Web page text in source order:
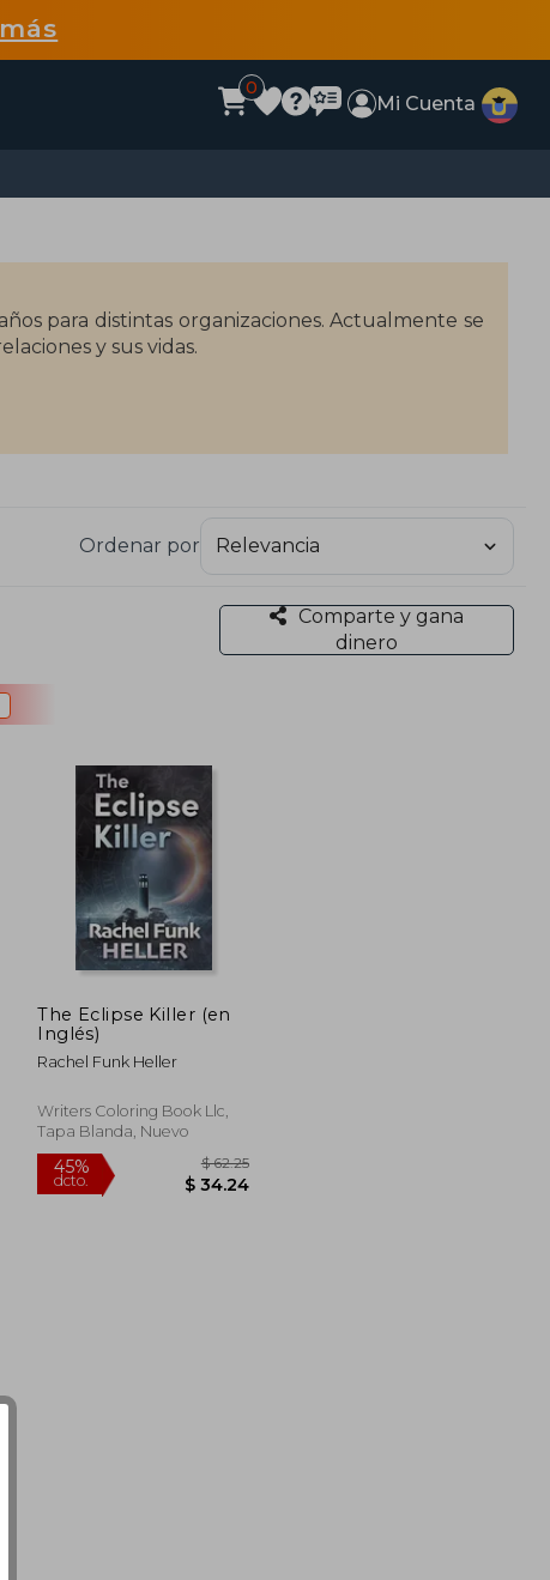
0
Mi Cuenta
para distintas organizaciones. Actualmente se
y sus vidas.
Ordenar por
Comparte y gana
dinero
The Eclipse Killer (en
Inglés)
Rachel Funk Heller
Writers Coloring Book Llc,
Tapa Blanda, Nuevo